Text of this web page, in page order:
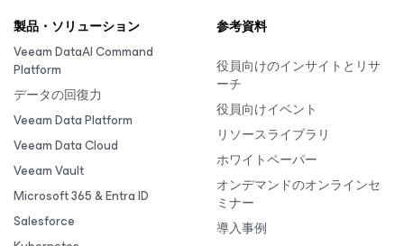
製品・ソリューション
Veeam DataAI Command
Platform
データの回復力
Veeam Data Platform
Veeam Data Cloud
Veeam Vault
Microsoft 365 & Entra ID
Salesforce
参考資料
役員向けのインサイトとリサ
ーチ
役員向けイベント
リソースライブラリ
ホワイトペーパー
オンデマンドのオンラインセ
ミナー
導入事例